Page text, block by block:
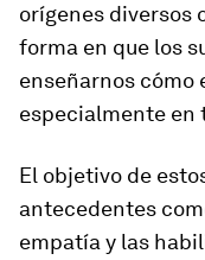
orígenes diversos
forma en que los
enseñarnos cómo
especialmente
El objetivo de
antecedentes
empatía y las